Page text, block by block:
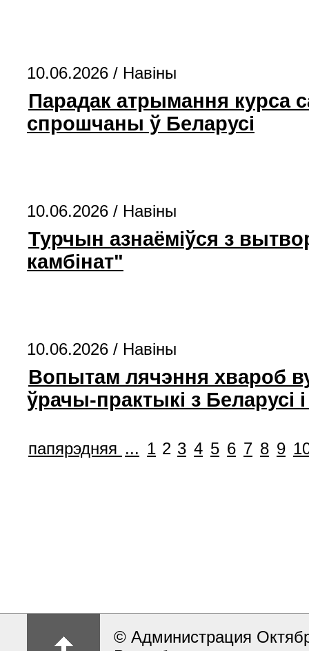
10.06.2026 / Навіны
Парадак атрымання курса
спрошчаны ў Беларусі
10.06.2026 / Навіны
Турчын азнаёміўся з
камбінат"
10.06.2026 / Навіны
Вопытам лячэння хвароб
ўрачы-практыкі з Беларусі і
папярэдняя ... 1 2 3 4 5 6 7 8 9
© Администрация